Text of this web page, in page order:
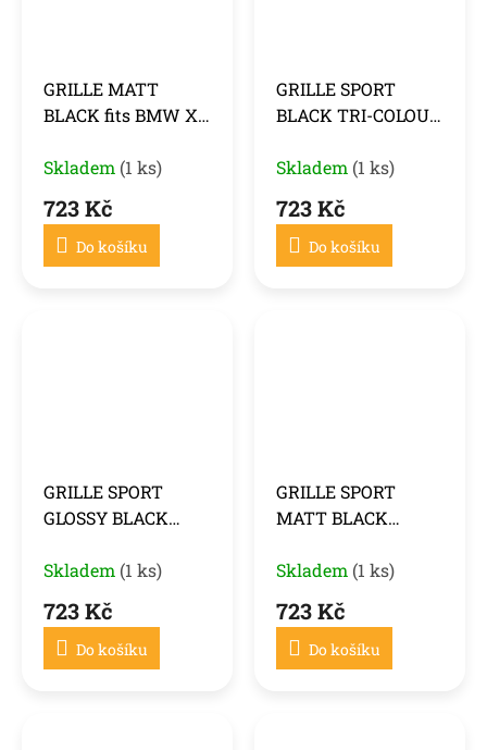
GRILLE MATT
BLACK fits BMW X3
21-25
Skladem (1 ks)
723 Kč
Do košíku
GRILLE SPORT
BLACK TRI-COLOUR
BMW X3 G01 17-21 /
X4 G02 18-21
Skladem (1 ks)
723 Kč
Do košíku
GRILLE SPORT
GLOSSY BLACK
BMW X3 G01 LCI /
X4 G02 LCI 21-25
Skladem (1 ks)
723 Kč
Do košíku
GRILLE SPORT
MATT BLACK
BMW X3 G01 LCI /
X4 G02 LCI 21-25
Skladem (1 ks)
723 Kč
Do košíku